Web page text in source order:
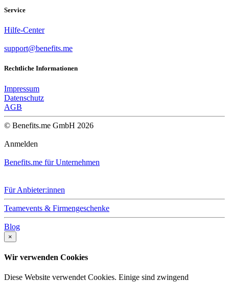
Service
Hilfe-Center
support@benefits.me
Rechtliche Informationen
Impressum
Datenschutz
AGB
© Benefits.me GmbH 2026
Anmelden
Benefits.me für Unternehmen
Für Anbieter:innen
Teamevents & Firmengeschenke
Blog
×
Wir verwenden Cookies
Diese Website verwendet Cookies. Einige sind zwingend